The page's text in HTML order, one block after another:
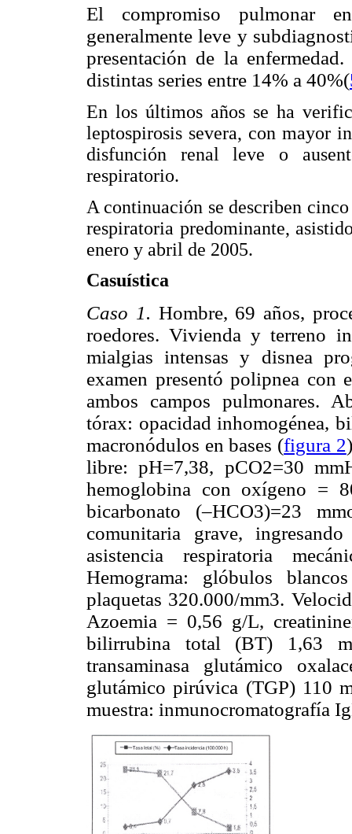
El compromiso pulmonar
generalmente leve y
presentación de la
distintas series entre 14% a 40%(
En los últimos años se ha
leptospirosis severa, con mayor
disfunción renal leve o
respiratorio.
A continuación se describen
respiratoria predominante,
enero y abril de 2005.
Casuística
Caso 1. Hombre, 69 años,
roedores. Vivienda y terreno
mialgias intensas y disnea
examen presentó polipnea con
ambos campos pulmonares.
tórax: opacidad inhomogénea,
macronódulos en bases (figura 2
libre: pH=7,38, pCO2=30
hemoglobina con oxígeno =
bicarbonato (–HCO3)=23
comunitaria grave,
asistencia respiratoria
Hemograma: glóbulos
plaquetas 320.000/mm3.
Azoemia = 0,56 g/L,
bilirrubina total (BT) 1,63
transaminasa glutámico
glutámico pirúvica (TGP) 110
muestra: inmunocromatografía